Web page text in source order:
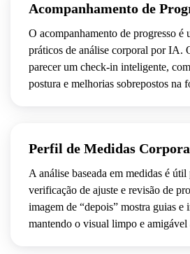
Acompanhamento de
O acompanhamento de progresso é
práticos de análise corporal por IA.
parecer um check-in inteligente,
postura e melhorias sobrepostos na
Perfil de Medidas
A análise baseada em medidas é útil
verificação de ajuste e revisão de
imagem de “depois” mostra guias e
mantendo o visual limpo e amigável